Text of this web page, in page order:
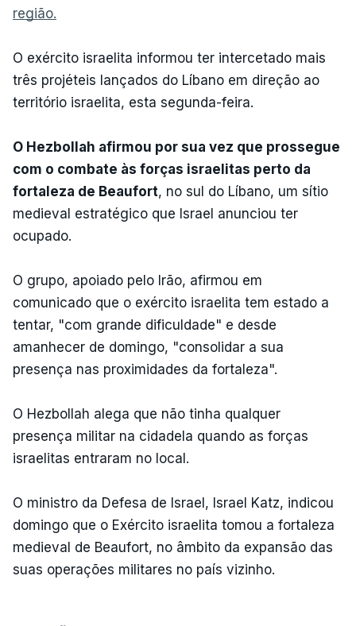
região.
O exército israelita informou ter intercetado mais
três projéteis lançados do Líbano em direção ao
território israelita, esta segunda-feira.
O Hezbollah afirmou por sua vez que prossegue
com o combate às forças israelitas perto da
fortaleza de Beaufort, no sul do Líbano, um sítio
medieval estratégico que Israel anunciou ter
ocupado.
O grupo, apoiado pelo Irão, afirmou em
comunicado que o exército israelita tem estado a
tentar, "com grande dificuldade" e desde
amanhecer de domingo, "consolidar a sua
presença nas proximidades da fortaleza".
O Hezbollah alega que não tinha qualquer
presença militar na cidadela quando as forças
israelitas entraram no local.
O ministro da Defesa de Israel, Israel Katz, indicou
domingo que o Exército israelita tomou a fortaleza
medieval de Beaufort, no âmbito da expansão das
suas operações militares no país vizinho.